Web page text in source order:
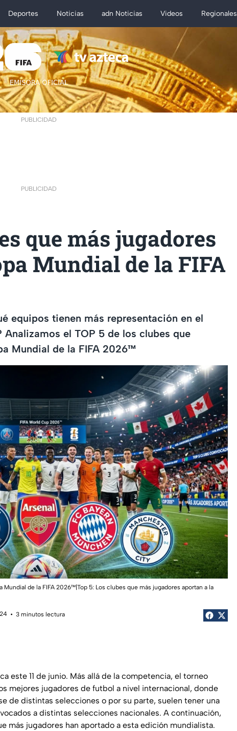
Deportes Noticias adn Noticias Videos Regionales
PUBLICIDAD
PUBLICIDAD
que más jugadores
Mundial de la FIFA
equipos tienen más representación en el
el TOP 5 de los clubes que
Mundial de la FIFA 2026™
de la FIFA 2026™|Top 5: Los clubes que más jugadores aportan a la
3 minutos lectura
este 11 de junio. Más allá de la competencia, el torneo
mejores jugadores de futbol a nivel internacional, donde
de distintas selecciones o por su parte, suelen tener una
a distintas selecciones nacionales. A continuación,
más jugadores han aportado a esta edición mundialista.